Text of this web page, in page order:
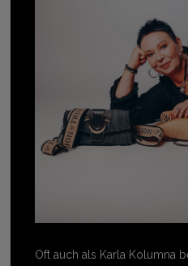
Oft auch als Karla Kolumna